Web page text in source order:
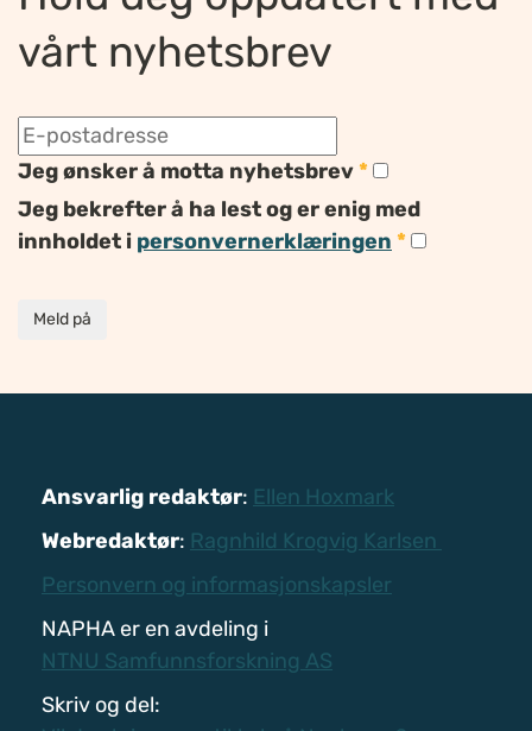
vårt nyhetsbrev
Jeg ønsker å motta nyhetsbrev*
Jeg bekrefter å ha lest og er enig med
innholdet i personvernerklæringen *
Meld på
Ansvarlig redaktør: Ellen Hoxmark
Webredaktør: Ragnhild Krogvig Karlsen
Personvern og informasjonskapsler
NAPHA er en avdeling i
NTNU Samfunnsforskning AS
Skriv og del: